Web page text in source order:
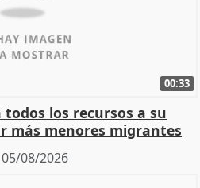
00:33
los recursos a su
más menores migrantes
05/08/2026